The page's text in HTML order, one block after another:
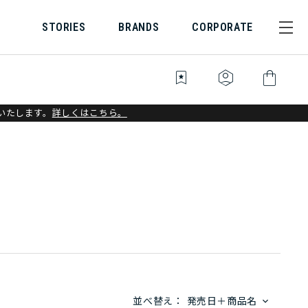
STORIES BRANDS CORPORATE
bookmark_star identity_platform shopping_bag
します。 詳しくはこちら。
並べ替え： 発売日＋商品名